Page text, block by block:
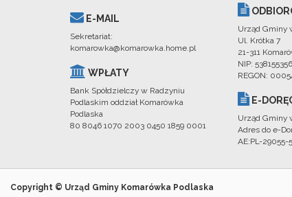
E-MAIL
Sekretariat:
komarowka@komarowka.home.pl
WPŁATY
Bank Spółdzielczy w Radzyniu
Podlaskim oddział Komarówka
Podlaska
80 8046 1070 2003 0450 1859 0001
Urząd Gminy
Ul. Krótka 7
21-311
NIP:
REGON:
E-
Urząd Gminy
Adres do e-
AE:PL-29055-
Copyright © Urząd Gminy Komarówka Podlaska